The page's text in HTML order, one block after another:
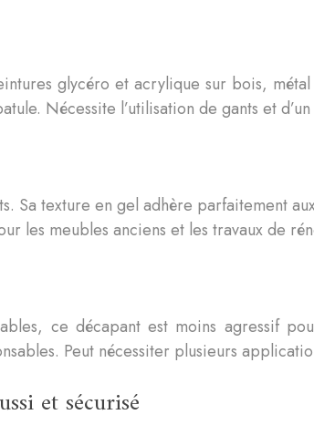
glycéro et acrylique sur bois,
Nécessite l’utilisation de gants et d’un
Sa texture en gel adhère parfaitement
les meubles anciens et les travaux de
ce décapant est moins agressif
Peut nécessiter plusieurs
et sécurisé